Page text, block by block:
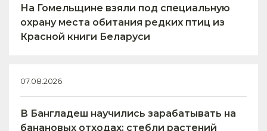
На Гомельщине взяли под специальную
охрану места обитания редких птиц из
Красной книги Беларуси
07.08.2026
В Бангладеш научились зарабатывать на
банановых отходах: стебли растений